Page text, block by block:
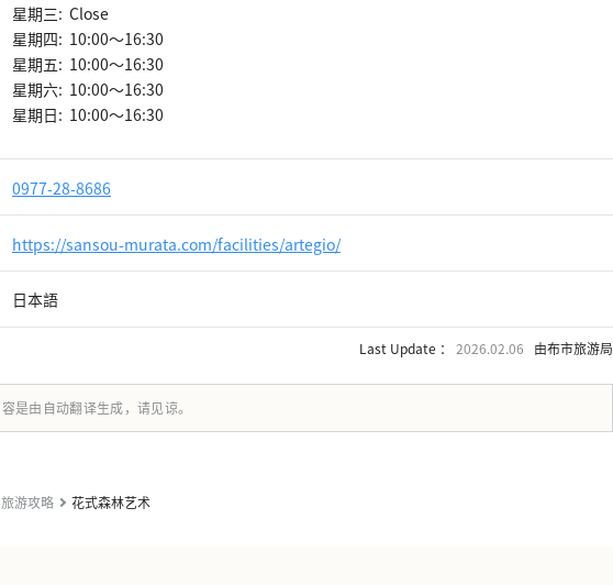
星期三: Close
星期四: 10:00～16:30
星期五: 10:00～16:30
星期六: 10:00～16:30
星期日: 10:00～16:30
0977-28-8686
https://sansou-murata.com/facilities/artegio/
日本語
Last Update ： 2026.02.06 由布市旅游局
是由自动翻译生成，请见谅。
游攻略 花式森林艺术